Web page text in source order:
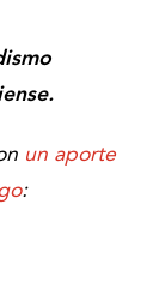
un aporte
: